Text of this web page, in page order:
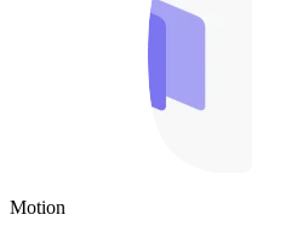
Motion